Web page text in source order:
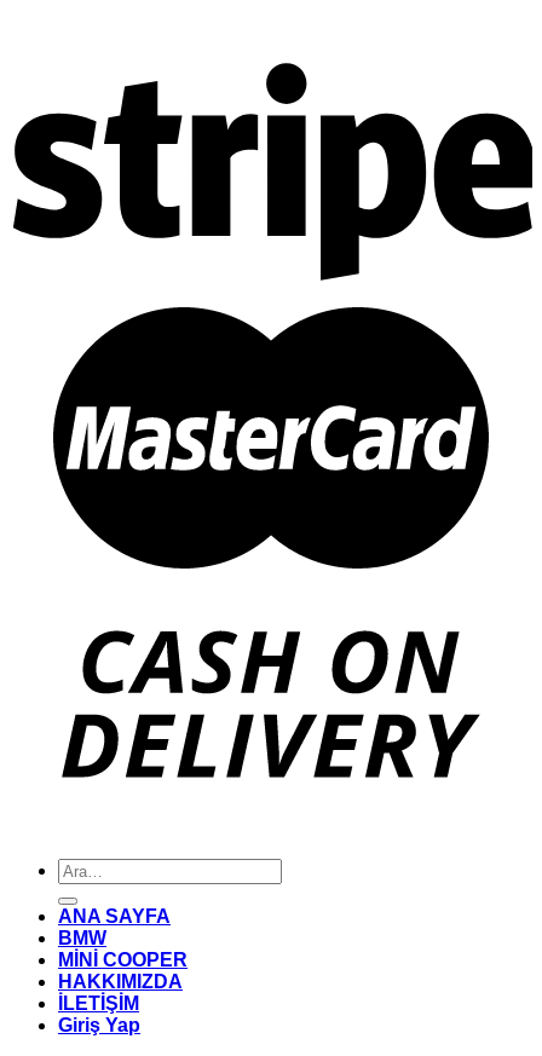
Ara:
ANA SAYFA
BMW
MİNİ COOPER
HAKKIMIZDA
İLETİŞİM
Giriş Yap